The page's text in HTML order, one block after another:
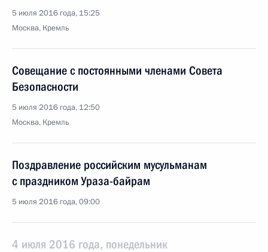
5 июля 2016 года, 15:25
Москва, Кремль
Совещание с постоянными членами Совета
Безопасности
5 июля 2016 года, 12:50
Москва, Кремль
Поздравление российским мусульманам
с праздником Ураза-байрам
5 июля 2016 года, 09:00
4 июля 2016 года, понедельник